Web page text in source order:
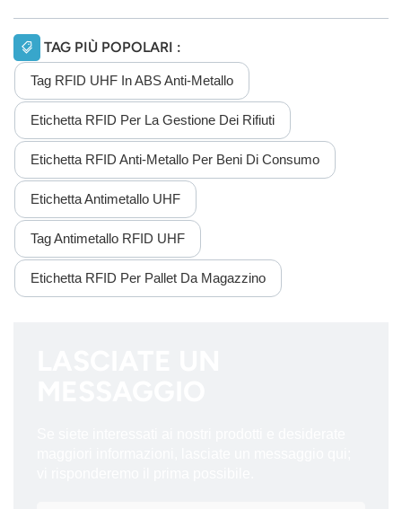
TAG PIÙ POPOLARI :
Tag RFID UHF In ABS Anti-Metallo
Etichetta RFID Per La Gestione Dei Rifiuti
Etichetta RFID Anti-Metallo Per Beni Di Consumo
Etichetta Antimetallo UHF
Tag Antimetallo RFID UHF
Etichetta RFID Per Pallet Da Magazzino